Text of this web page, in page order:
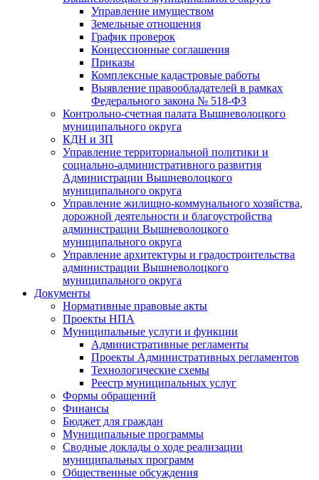
Управление имуществом
Земельные отношения
График проверок
Концессионные соглашения
Приказы
Комплексные кадастровые работы
Выявление правообладателей в рамках
Федерального закона № 518-ФЗ
Контрольно-счетная палата Вышневолоцкого
муниципального округа
КДН и ЗП
Управление территориальной политики и
социально-административного развития
Администрации Вышневолоцкого
муниципального округа
Управление жилищно-коммунального хозяйства,
дорожной деятельности и благоустройства
администрации Вышневолоцкого
муниципального округа
Управление архитектуры и градостроительства
администрации Вышневолоцкого
муниципального округа
Документы
Нормативные правовые акты
Проекты НПА
Муниципальные услуги и функции
Административные регламенты
Проекты Административных регламентов
Технологические схемы
Реестр муниципальных услуг
Формы обращений
Финансы
Бюджет для граждан
Муниципальные программы
Сводные доклады о ходе реализации
муниципальных программ
Общественные обсуждения